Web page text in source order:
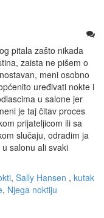
pitala zašto nikada
zaista ne pišem o
meni osobno
uređivati nokte i
u salone jer
je taj čitav proces
prijateljicom ili sa
slučaju, odradim ja
salonu ali svaki
, Sally Hansen , kutak
, Njega noktiju